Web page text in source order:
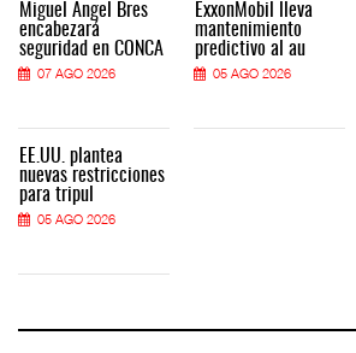
Miguel Ángel Bres
encabezará
seguridad en CONCA
07 AGO 2026
EE.UU. plantea
nuevas restricciones
para tripul
05 AGO 2026
ExxonMobil lleva
mantenimiento
predictivo al au
05 AGO 2026